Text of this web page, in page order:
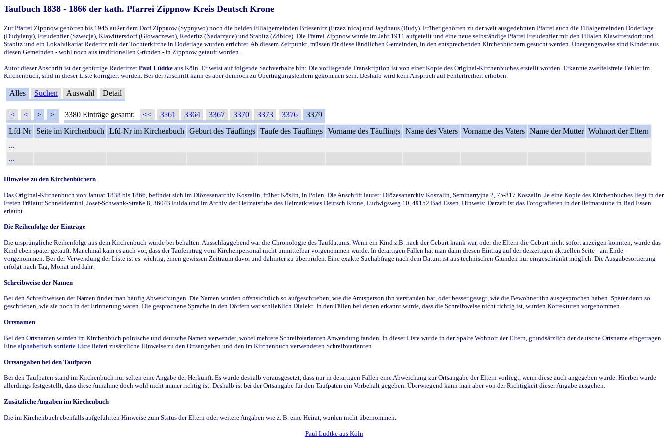
Taufbuch 1838 - 1866 der kath. Pfarrei Zippnow Kreis Deutsch Krone
Zur Pfarrei Zippnow gehörten bis 1945 außer dem Dorf Zippnow (Sypnywo) noch die beiden Filialgemeinden Briesenitz (Brzez`nica) und Jagdhaus (Budy). Früher gehörten zu der weit ausgedehnten Pfarrei auch die Filialgemeinden Doderlage
(Dudylany), Freudenfier (Szwecja), Klawittersdorf (Glowaczewo), Rederitz (Nadarzyce) und Stabitz (Zdbice). Die Pfarrei Zippnow wurde im Jahr 1911 aufgeteilt und eine neue selbständige Pfarrei Freudenfier mit den Filialen Klawittersdorf und
Stabitz und ein Lokalvikariat Rederitz mit der Tochterkirche in Doderlage wurden errichtet. Ab diesem Zeitpunkt, müssen für diese ländlichen Gemeinden, in den entsprechenden Kirchenbüchern gesucht werden. Übergangsweise sind Kinder aus
diesen Gemeinden - wohl noch aus traditionellen Gründen - in Zippnow getauft worden.
Autor dieser Abschrift ist der gebürtige RederitzerPaul Lüdtke aus Köln. Er weist auf folgende Sachverhalte hin: Die vorliegende Transkription ist von einer Kopie des Original-Kirchenbuches erstellt worden. Erkannte zweifelsfreie Fehler im
Kirchenbuch, sind in dieser Liste korrigiert worden. Bei der Abschrift kann es aber dennoch zu Übertragungsfehlern gekommen sein. Deshalb wird kein Anspruch auf Fehlerfreiheit erhoben.
Alles Suchen Auswahl Detail
|< < > >| 3380 Einträge gesamt: << 3361 3364 3367 3370 3373 3376
3379
Lfd-Nr
Seite im Kirchenbuch Lfd-Nr im Kirchenbuch Geburt des Täuflings Taufe des Täuflings Vorname des Täuflings Name des Vaters Vorname des Vaters Name der Mutter Wohnort der Eltern
...
...
Hinweise zu den Kirchenbüchern
Das Original-Kirchenbuch von Januar 1838 bis 1866, befindet sich im Diözesanarchiv Koszalin, früher Köslin, in Polen. Die Anschrift lautet: Diözesanarchiv Koszalin, Seminarryjna 2, 75-817 Koszalin. Je eine Kopie des Kirchenbuches liegt in der
Freien Prälatur Schneidemühl, Josef-Schwank-Straße 8, 36043 Fulda und im Archiv der Heimatstube des Heimatkreises Deutsch Krone, Ludwigsweg 10, 49152 Bad Essen. Hinweis: Derzeit ist das Fotografieren in der Heimatstube in Bad Essen
erlaubt.
Die Reihenfolge der Einträge
Die ursprüngliche Reihenfolge aus dem Kirchenbuch wurde bei behalten. Ausschlaggebend war die Chronologie des Taufdatums. Wenn ein Kind z.B. nach der Geburt krank war, oder die Eltern die Geburt nicht sofort anzeigen konnten, wurde das
Kind eben später getauft. Manchmal kam es auch vor, dass der Taufeintrag vom Kirchenpersonal nicht unmittelbar vorgenommen wurde. In derartigen Fällen hat man dann diesen Eintrag auf der derzeitigen aktuellen Seite - am Ende -
vorgenommen. Bei der Verwendung der Liste ist es wichtig, einen gewissen Zeitraum davor und dahinter zu überprüfen. Eine exakte Suchabfrage nach dem Datum ist aus technischen Gründen nur eingeschränkt möglich. Die Ausgabesortierung
erfolgt nach Tag, Monat und Jahr.
Schreibweise der Namen
Bei den Schreibweisen der Namen findet man häufig Abweichungen. Die Namen wurden offensichtlich so aufgeschrieben, wie die Amtsperson ihn verstanden hat, oder besser gesagt, wie die Bewohner ihn ausgesprochen haben. Später dann so
geschrieben, wie sie noch in der Erinnerung waren. Die gesprochene Sprache in den Dörfern war schließlich Dialekt. In den Fällen bei denen erkannt wurde, dass die Schreibweise nicht richtig ist, wurden Korrekturen vorgenommen.
Ortsnamen
Bei den Ortsnamen wurden im Kirchenbuch polnische und deutsche Namen verwendet, wobei mehrere Schreibvarianten Anwendung fanden. In dieser Liste wurde in der Spalte Wohnort der Eltern, grundsätzlich der deutsche Ortsname eingetragen.
Eine alphabetisch sortierte Liste liefert zusätzliche Hinweise zu den Ortsangaben und den im Kirchenbuch verwendeten Schreibvarianten.
Ortsangaben bei den Taufpaten
Bei den Taufpaten stand im Kirchenbuch nur selten eine Angabe der Herkunft. Es wurde deshalb vorausgesetzt, dass nur in derartigen Fällen eine Abweichung zur Ortsangabe der Eltern vorliegt, wenn diese auch angegeben wurde. Hierbei wurde
allerdings festgestellt, dass diese Annahme doch wohl nicht immer richtig ist. Deshalb ist bei der Ortsangabe für den Taufpaten ein Vorbehalt gegeben. Überwiegend kann man aber von der Richtigkeit dieser Angabe ausgehen.
Zusätzliche Angaben im Kirchenbuch
Die im Kirchenbuch ebenfalls aufgeführten Hinweise zum Status der Eltern oder weitere Angaben wie z. B. eine Heirat, wurden nicht übernommen.
Paul Lüdtke aus Köln